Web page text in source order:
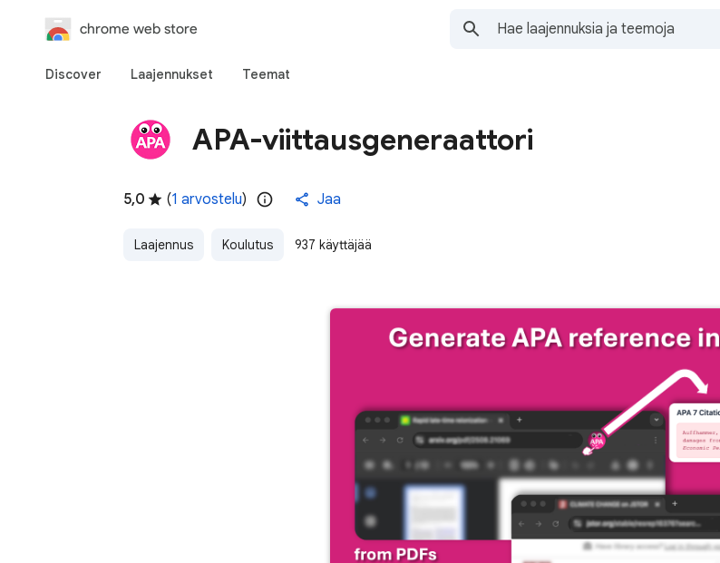
chrome web store
Discover Laajennukset Teemat
APA-viittausgeneraattori
5,0 (1 arvostelu) Jaa
Laajennus Koulutus 937 käyttäjää